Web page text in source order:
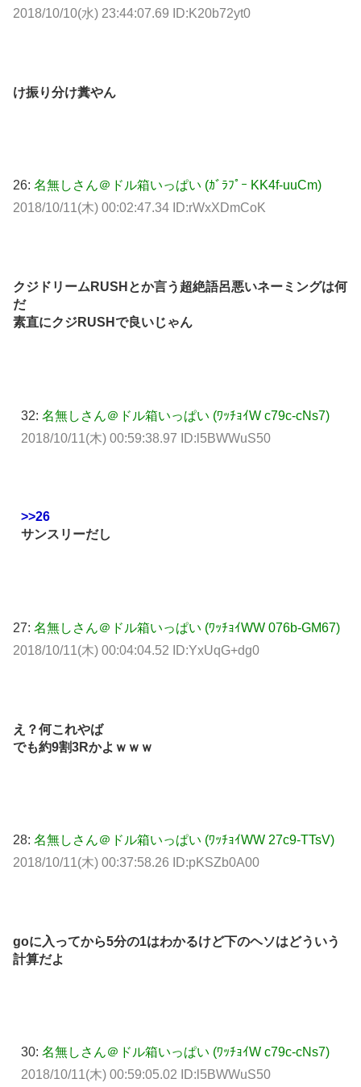
2018/10/10(水) 23:44:07.69 ID:K20b72yt0
け振り分け糞やん
26: 名無しさん＠ドル箱いっぱい (ｶﾞﾗﾌﾟｰ KK4f-uuCm)
2018/10/11(木) 00:02:47.34 ID:rWxXDmCoK
クジドリームRUSHとか言う超絶語呂悪いネーミングは何
だ
素直にクジRUSHで良いじゃん
32: 名無しさん＠ドル箱いっぱい (ﾜｯﾁｮｲW c79c-cNs7)
2018/10/11(木) 00:59:38.97 ID:l5BWWuS50
>>26
サンスリーだし
27: 名無しさん＠ドル箱いっぱい (ﾜｯﾁｮｲWW 076b-GM67)
2018/10/11(木) 00:04:04.52 ID:YxUqG+dg0
え？何これやば
でも約9割3Rかよｗｗｗ
28: 名無しさん＠ドル箱いっぱい (ﾜｯﾁｮｲWW 27c9-TTsV)
2018/10/11(木) 00:37:58.26 ID:pKSZb0A00
goに入ってから5分の1はわかるけど下のヘソはどういう
計算だよ
30: 名無しさん＠ドル箱いっぱい (ﾜｯﾁｮｲW c79c-cNs7)
2018/10/11(木) 00:59:05.02 ID:l5BWWuS50